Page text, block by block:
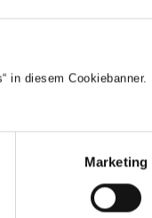
in diesem Cookiebanner.
Marketing